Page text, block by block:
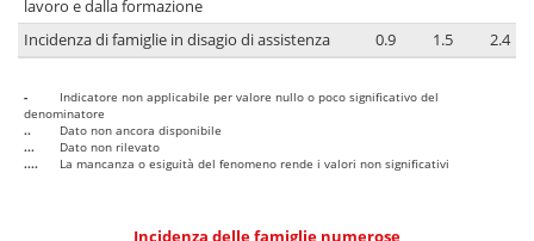
lavoro e dalla formazione
Incidenza di famiglie in disagio di assistenza 0.9 1.5 2.4
-
Indicatore non applicabile per valore nullo o poco significativo del
denominatore
..
Dato non ancora disponibile
...
Dato non rilevato
....
La mancanza o esiguità del fenomeno rende i valori non significativi